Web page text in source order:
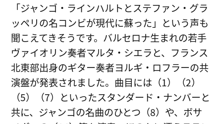
「ジャンゴ・ラインハルトとステファン・グラ
ッペリの名コンビが現代に蘇った」という声も
聞こえてきそうです。バルセロナ生まれの若手
ヴァイオリン奏者マルタ・シエラと、フランス
北東部出身のギター奏者ヨルギ・ロフラーの共
演盤が発表されました。曲目には（1）（2）
（5）（7）といったスタンダード・ナンバーと
共に、ジャンゴの名曲のひとつ（8）や、ボサ